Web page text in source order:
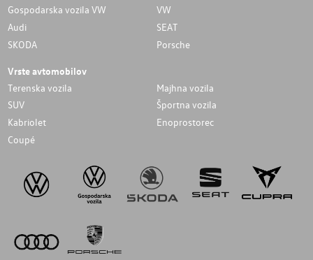
Gospodarska vozila VW
VW
Audi
SEAT
SKODA
Porsche
Vrste avtomobilov
Terenska vozila
Majhna vozila
SUV
Športna vozila
Kabriolet
Enoprostorec
Coupé